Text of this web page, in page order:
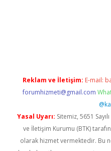
Reklam ve İletişim: E-mail:
forumhizmeti@gmail.com
Yasal Uyarı: Sitemiz, 5651
ve İletişim Kurumu (BTK)
olarak hizmet vermektedir. Bu